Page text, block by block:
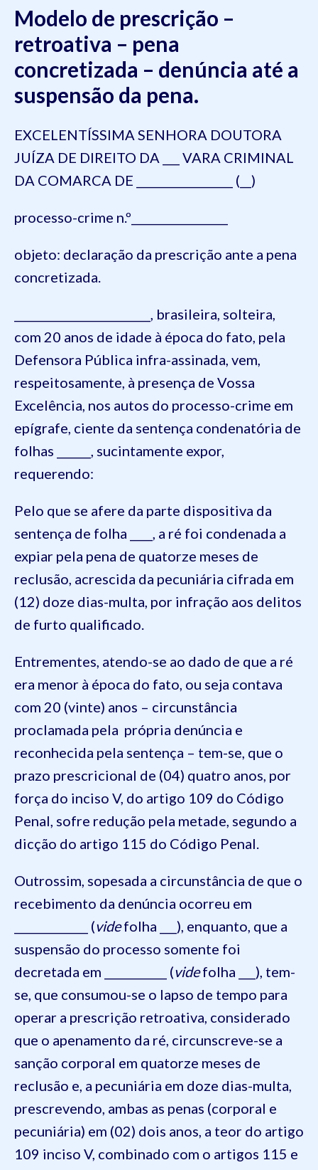
Modelo de prescrição –
retroativa – pena
concretizada – denúncia até a
suspensão da pena.
EXCELENTÍSSIMA SENHORA DOUTORA
JUÍZA DE DIREITO DA ___ VARA CRIMINAL
DA COMARCA DE _________________ (__)
processo-crime n.º_________________
objeto: declaração da prescrição ante a pena
concretizada.
________________________, brasileira, solteira,
com 20 anos de idade à época do fato, pela
Defensora Pública infra-assinada, vem,
respeitosamente, à presença de Vossa
Excelência, nos autos do processo-crime em
epígrafe, ciente da sentença condenatória de
folhas ______, sucintamente expor,
requerendo:
Pelo que se afere da parte dispositiva da
sentença de folha ____, a ré foi condenada a
expiar pela pena de quatorze meses de
reclusão, acrescida da pecuniária cifrada em
(12) doze dias-multa, por infração aos delitos
de furto qualificado.
Entrementes, atendo-se ao dado de que a ré
era menor à época do fato, ou seja contava
com 20 (vinte) anos – circunstância
proclamada pela própria denúncia e
reconhecida pela sentença – tem-se, que o
prazo prescricional de (04) quatro anos, por
força do inciso V, do artigo 109 do Código
Penal, sofre redução pela metade, segundo a
dicção do artigo 115 do Código Penal.
Outrossim, sopesada a circunstância de que o
recebimento da denúncia ocorreu em
_____________ (videfolha ___), enquanto, que a
suspensão do processo somente foi
decretada em ___________ (videfolha ___), tem-
se, que consumou-se o lapso de tempo para
operar a prescrição retroativa, considerado
que o apenamento da ré, circunscreve-se a
sanção corporal em quatorze meses de
reclusão e, a pecuniária em doze dias-multa,
prescrevendo, ambas as penas (corporal e
pecuniária) em (02) dois anos, a teor do artigo
109 inciso V, combinado com o artigos 115 e